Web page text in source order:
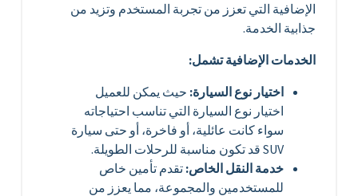
الإضافية التي تعزز من تجربة المستخدم وتزيد من
جذابية الخدمة.
الخدمات الإضافية تشمل:
اختيار نوع السيارة:حيث يمكن للعميل
اختيار نوع السيارة التي تناسب احتياجاته
سواء كانت عائلية، أو فاخرة، أو حتى سيارة
SUV قد تكون مناسبة للرحلات الطويلة.
خدمة النقل الخاص: تقدم تأمين خاص
للمستخدمين والمجموعة، مما يعزز من